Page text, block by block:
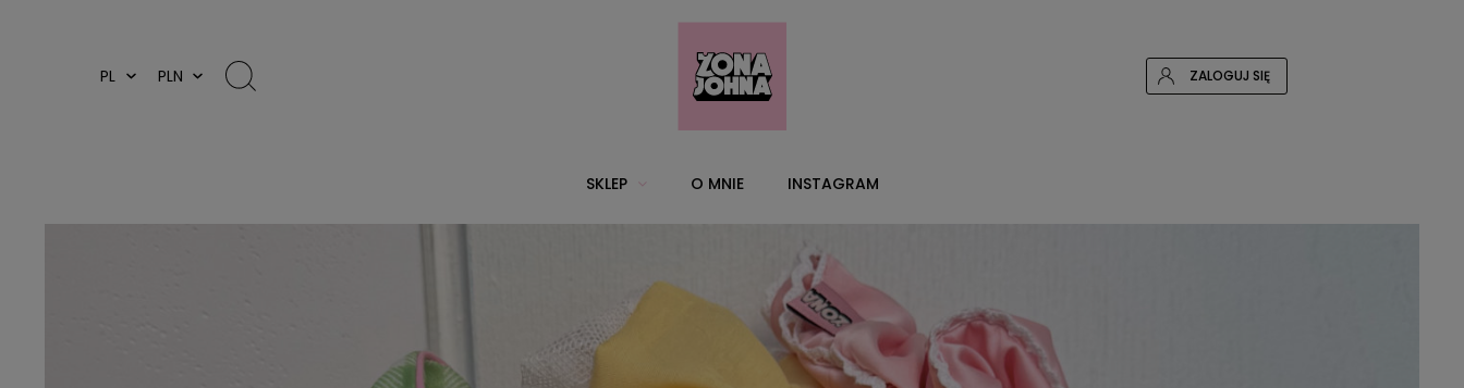
ZALOGUJ SIĘ
SKLEP O MNIE INSTAGRAM